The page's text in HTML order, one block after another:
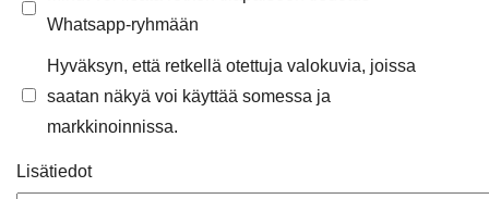
Whatsapp-ryhmään
Hyväksyn, että retkellä otettuja valokuvia, joissa
saatan näkyä voi käyttää somessa ja
markkinoinnissa.
Lisätiedot